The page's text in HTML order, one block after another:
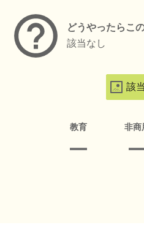
どうやったらこ
該当なし
該
教育 非商